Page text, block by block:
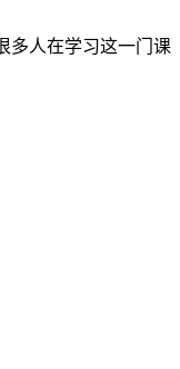
多人在学习这一门课